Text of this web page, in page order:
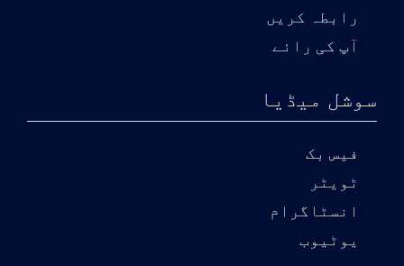
رابطہ کریں
آپ کی رائے
سوشل میڈیا
فیس بک
ٹویٹر
انسٹاگرام
یوٹیوب